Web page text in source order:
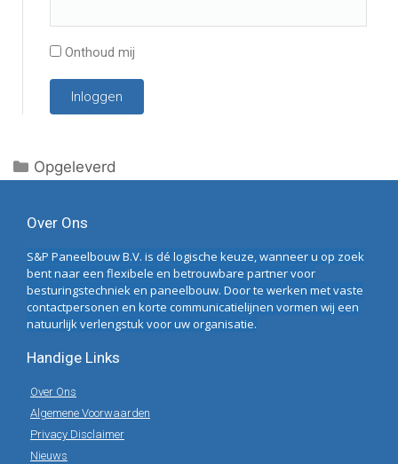
Onthoud mij
Inloggen
Opgeleverd
Over Ons
S&P Paneelbouw B.V. is dé logische keuze, wanneer u op zoek
bent naar een flexibele en betrouwbare partner voor
besturingstechniek en paneelbouw. Door te werken met vaste
contactpersonen en korte communicatielijnen vormen wij een
natuurlijk verlengstuk voor uw organisatie.
Handige Links
Over Ons
Algemene Voorwaarden
Privacy Disclaimer
Nieuws